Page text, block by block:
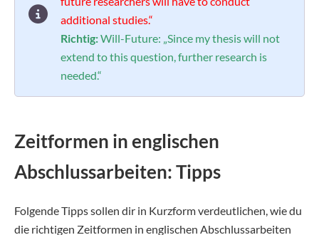
additional studies.“
Richtig:Will-Future: „Since my thesis will not
extend to this question, further research is
needed.“
Zeitformen in englischen
Abschlussarbeiten: Tipps
Folgende Tipps sollen dir in Kurzform verdeutlichen, wie du
die richtigen Zeitformen in englischen Abschlussarbeiten